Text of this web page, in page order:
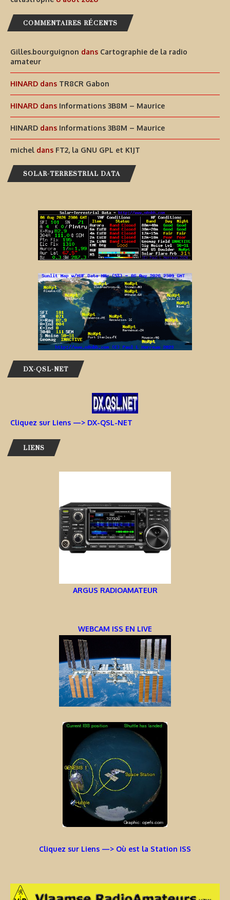
COMMENTAIRES RÉCENTS
Gilles.bourguignon dans Cartographie de la radio
amateur
HINARD dans TR8CR Gabon
HINARD dans Informations 3B8M – Maurice
HINARD dans Informations 3B8M – Maurice
michel dans FT2, la GNU GPL et K1JT
SOLAR-TERRESTRIAL DATA
DX-QSL-NET
Cliquez sur Liens —> DX-QSL-NET
LIENS
ARGUS RADIOAMATEUR
WEBCAM ISS EN LIVE
Cliquez sur Liens —> Où est la Station ISS